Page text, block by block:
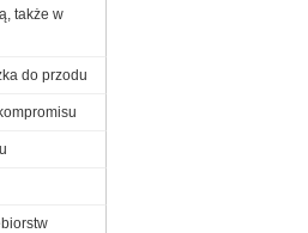
także w
do przodu